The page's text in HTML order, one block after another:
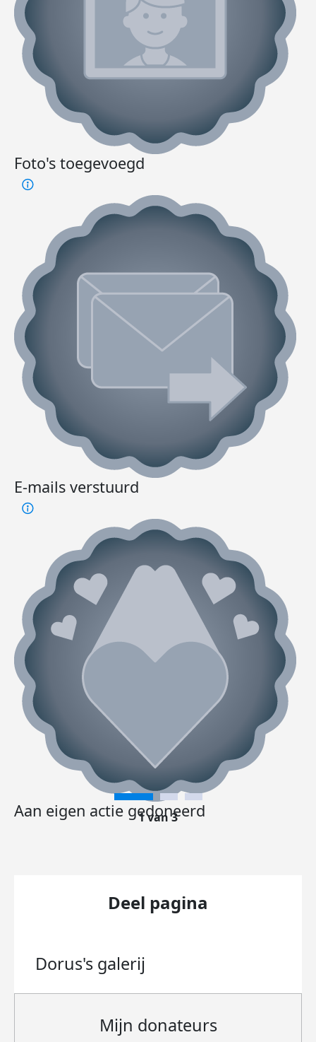
Foto's toegevoegd
E-mails verstuurd
Aan eigen actie gedoneerd
1 van 3
Deel pagina
Dorus's galerij
Mijn donateurs